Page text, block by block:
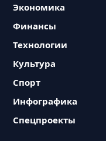
Экономика
Финансы
Технологии
Культура
Спорт
Инфографика
Спецпроекты